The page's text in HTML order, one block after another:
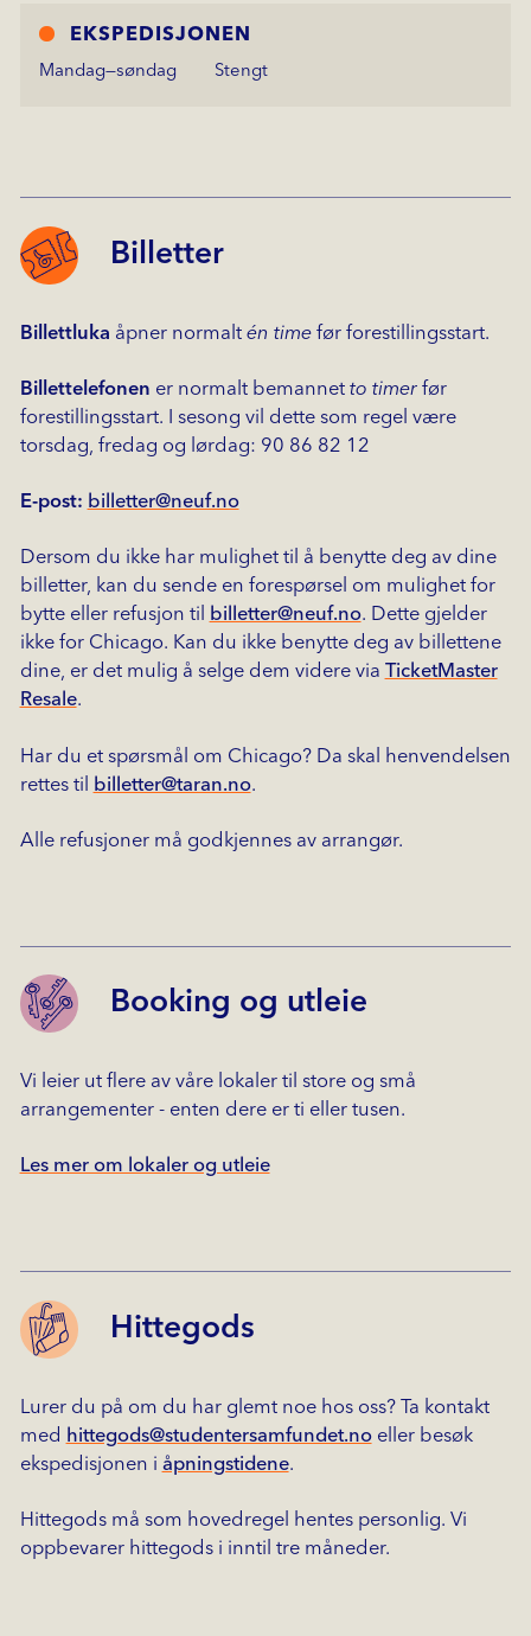
EKSPEDISJONEN
mandag—søndag Stengt
Billetter
Billettluka åpner normalt én timefør forestillingsstart.
Billettelefonen er normalt bemannet to timerfør
forestillingsstart. I sesong vil dette som regel være
torsdag, fredag og lørdag: 90 86 82 12
E-post: billetter@neuf.no
Dersom du ikke har mulighet til å benytte deg av dine
billetter, kan du sende en forespørsel om mulighet for
bytte eller refusjon til
billetter@neuf.no. Dette gjelder
ikke for Chicago. Kan du ikke benytte deg av billettene
dine, er det mulig å selge dem videre via TicketMaster
Resale.
Har du et spørsmål om Chicago? Da skal henvendelsen
rettes til
billetter@taran.no.
Alle refusjoner må godkjennes av arrangør.
Booking og utleie
Vi leier ut flere av våre lokaler til store og små
arrangementer - enten dere er ti eller tusen.
Les mer om lokaler og utleie
Hittegods
Lurer du på om du har glemt noe hos oss? Ta kontakt
med hittegods@studentersamfundet.noeller besøk
ekspedisjonen i åpningstidene.
Hittegods må som hovedregel hentes personlig. Vi
oppbevarer hittegods i inntil tre måneder.